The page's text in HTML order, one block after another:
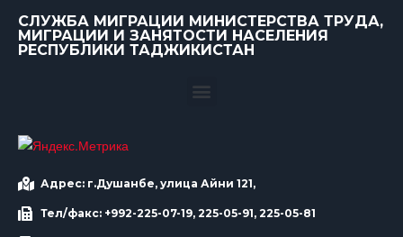
СЛУЖБА МИГРАЦИИ МИНИСТЕРСТВА ТРУДА,
МИГРАЦИИ И ЗАНЯТОСТИ НАСЕЛЕНИЯ
РЕСПУБЛИКИ ТАДЖИКИСТАН
Адрес: г.Душанбе, улица Айни 121,
Тел/факс: +992-225-07-19, 225-05-91, 225-05-81